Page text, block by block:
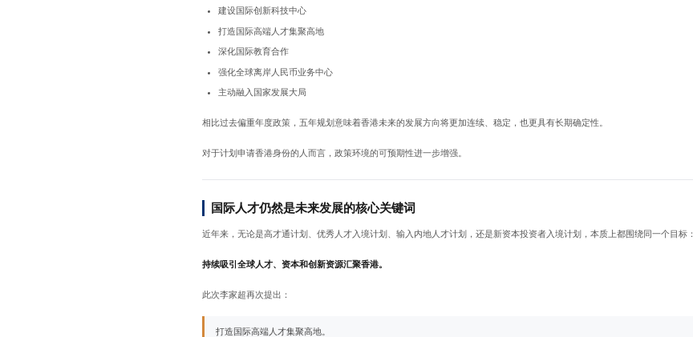
建设国际创新科技中心
打造国际高端人才集聚高地
深化国际教育合作
强化全球离岸人民币业务中心
主动融入国家发展大局
相比过去偏重年度政策，五年规划意味着香港未来的发展方向将更加连续、稳定，也更具有长期确定性。
对于计划申请香港身份的人而言，政策环境的可预期性进一步增强。
国际人才仍然是未来发展的核心关键词
近年来，无论是高才通计划、优秀人才入境计划、输入内地人才计划，还是新资本投资者入境计划，本质上都围绕同一个目标：
持续吸引全球人才、资本和创新资源汇聚香港。
此次李家超再次提出：
打造国际高端人才集聚高地。